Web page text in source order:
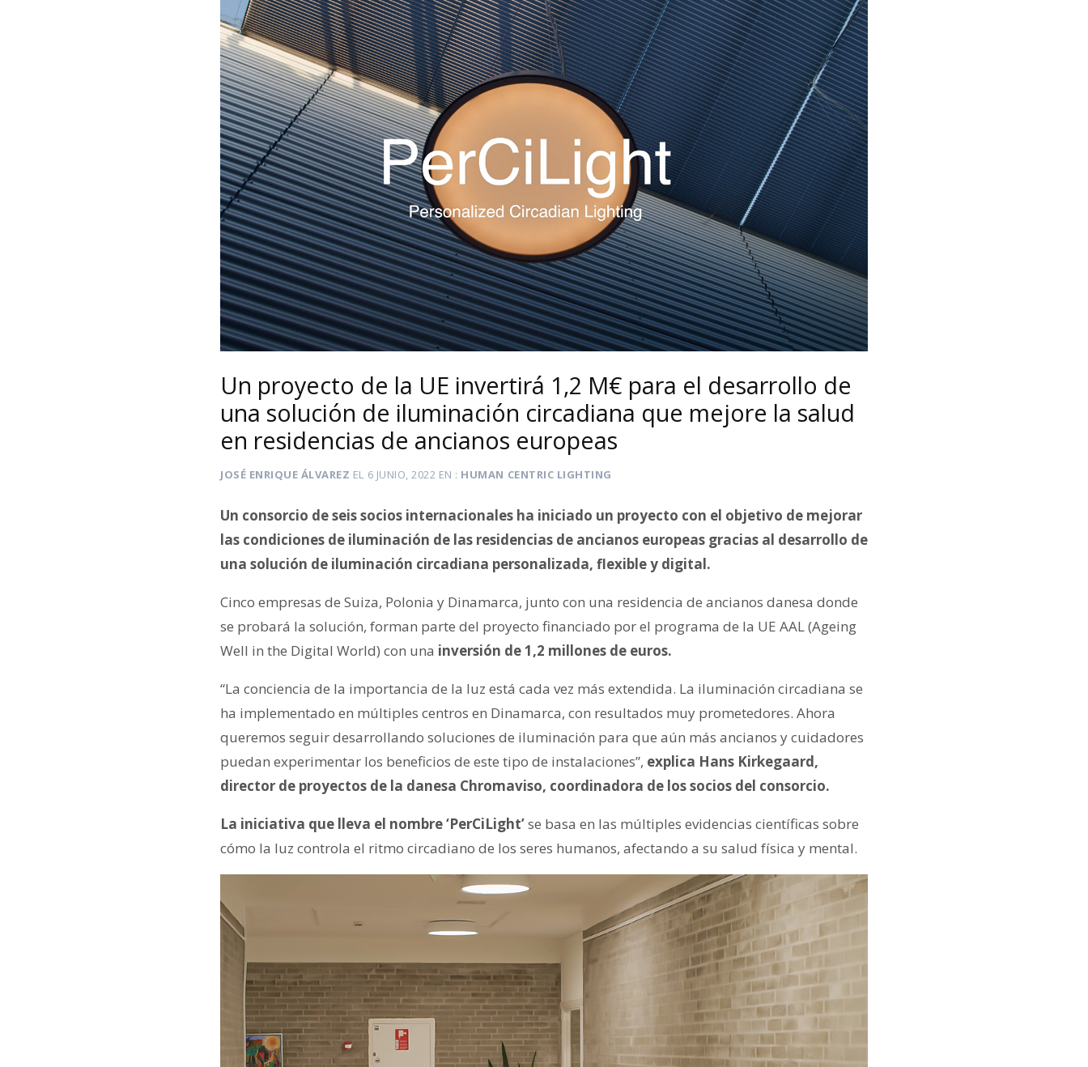
Un proyecto de la UE invertirá 1,2 M€ para el desarrollo de
una solución de iluminación circadiana que mejore la salud
en residencias de ancianos europeas
JOSÉ ENRIQUE ÁLVAREZ EL 6 JUNIO, 2022 EN HUMAN CENTRIC LIGHTING
Un consorcio de seis socios internacionales ha iniciado un proyecto con el objetivo de mejorar
las condiciones de iluminación de las residencias de ancianos europeas gracias al desarrollo de
una solución de iluminación circadiana personalizada, flexible y digital.
Cinco empresas de Suiza, Polonia y Dinamarca, junto con una residencia de ancianos danesa donde
se probará la solución, forman parte del proyecto financiado por el programa de la UE AAL (Ageing
Well in the Digital World) con una inversión de 1,2 millones de euros.
“La conciencia de la importancia de la luz está cada vez más extendida. La iluminación circadiana se
ha implementado en múltiples centros en Dinamarca, con resultados muy prometedores. Ahora
queremos seguir desarrollando soluciones de iluminación para que aún más ancianos y cuidadores
puedan experimentar los beneficios de este tipo de instalaciones”, explica Hans Kirkegaard,
director de proyectos de la danesa Chromaviso, coordinadora de los socios del consorcio.
La iniciativa que lleva el nombre ‘PerCiLight’se basa en las múltiples evidencias científicas sobre
cómo la luz controla el ritmo circadiano de los seres humanos, afectando a su salud física y mental.